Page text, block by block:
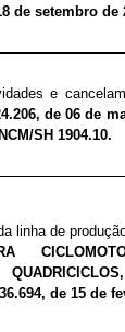
de setembro de
e
de 06 de
SH 1904.10.
linha de
de 15 de